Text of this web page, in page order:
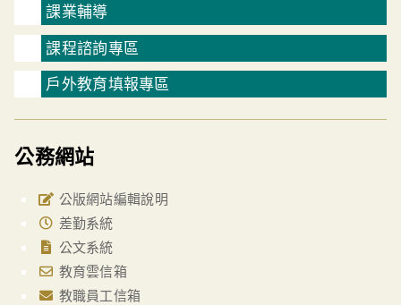
課業輔導
課程諮詢專區
戶外教育填報專區
公務網站
公版網站編輯說明
差勤系統
公文系統
教育雲信箱
教職員工信箱